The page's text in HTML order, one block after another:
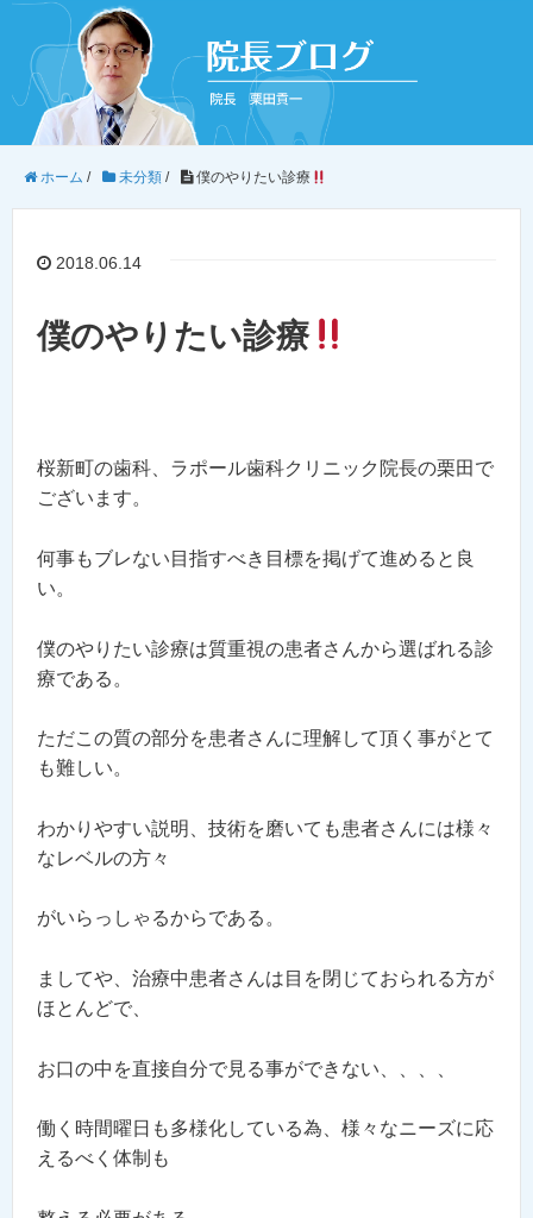
ホーム / 未分類 / 僕のやりたい診療
2018.06.14
僕のやりたい診療
桜新町の歯科、ラポール歯科クリニック院長の栗田で
ございます。
何事もブレない目指すべき目標を掲げて進めると良
い。
僕のやりたい診療は質重視の患者さんから選ばれる診
療である。
ただこの質の部分を患者さんに理解して頂く事がとて
も難しい。
わかりやすい説明、技術を磨いても患者さんには様々
なレベルの方々
がいらっしゃるからである。
ましてや、治療中患者さんは目を閉じておられる方が
ほとんどで、
お口の中を直接自分で見る事ができない、、、、
働く時間曜日も多様化している為、様々なニーズに応
えるべく体制も